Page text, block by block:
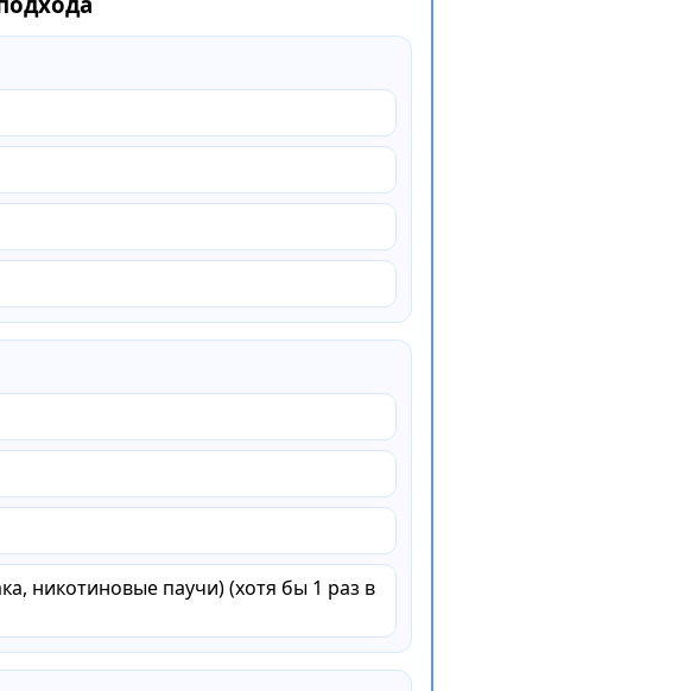
никотиновые паучи) (хотя бы 1 раз в